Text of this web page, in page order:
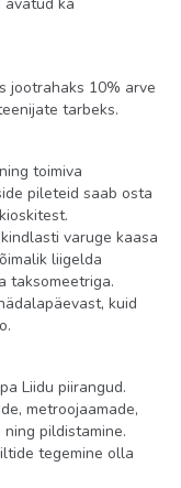
jootrahaks 10% arve
tarbeks.
toimiva
pileteid saab osta
varuge kaasa
liigelda
taksomeetriga.
kuid
Liidu piirangud.
metroojaamade,
pildistamine.
tegemine olla